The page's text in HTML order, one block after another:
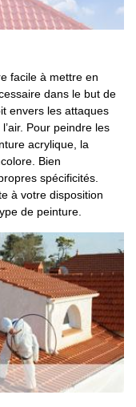
facile à mettre en
dans le but de
envers les attaques
Pour peindre les
acrylique, la
Bien
spécificités.
à votre disposition
de peinture.